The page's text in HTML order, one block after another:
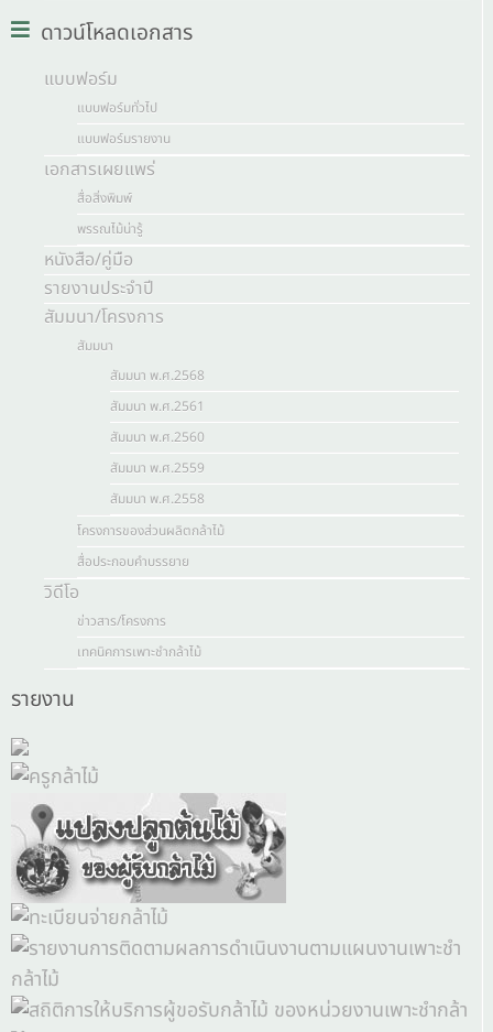
ดาวน์โหลดเอกสาร
แบบฟอร์ม
แบบฟอร์มทั่วไป
แบบฟอร์มรายงาน
เอกสารเผยแพร่
สื่อสิ่งพิมพ์
พรรณไม้น่ารู้
หนังสือ/คู่มือ
รายงานประจำปี
สัมมนา/โครงการ
สัมมนา
สัมมนา พ.ศ.2568
สัมมนา พ.ศ.2561
สัมมนา พ.ศ.2560
สัมมนา พ.ศ.2559
สัมมนา พ.ศ.2558
โครงการของส่วนผลิตกล้าไม้
สื่อประกอบคำบรรยาย
วิดีโอ
ข่าวสาร/โครงการ
เทคนิคการเพาะชำกล้าไม้
รายงาน